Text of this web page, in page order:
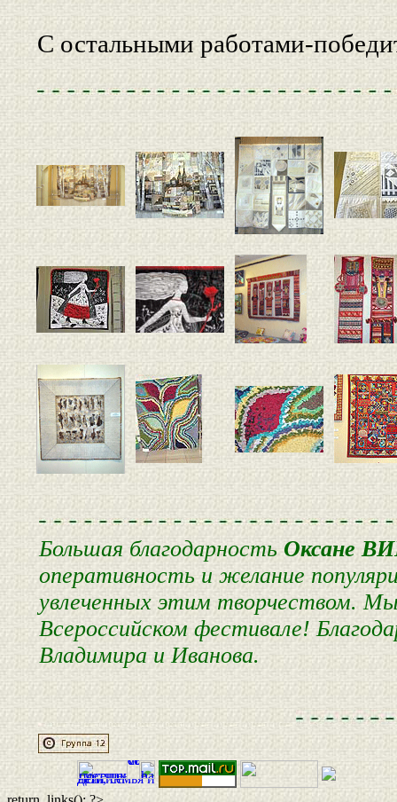
С остальными работами-
Большая благодарностьОксане
оперативность и желание
увлеченных этим творчеством.
Всероссийском фестивале!
Владимира и Иванова.